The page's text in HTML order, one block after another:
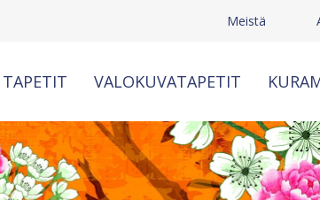
Meistä
TAPETIT VALOKUVATAPETIT